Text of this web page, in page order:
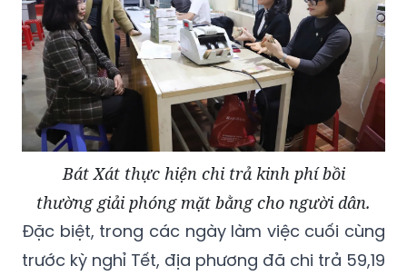
Bát Xát thực hiện chi trả kinh phí bồi
thường giải phóng mặt bằng cho người dân.
Đặc biệt, trong các ngày làm việc cuối cùng
trước kỳ nghỉ Tết, địa phương đã chi trả 59,19